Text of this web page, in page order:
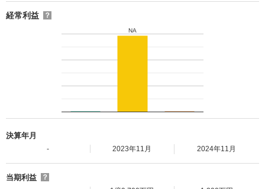
経常利益 ？
NA
決算年月
- 2023年11月 2024年11月
当期利益
？